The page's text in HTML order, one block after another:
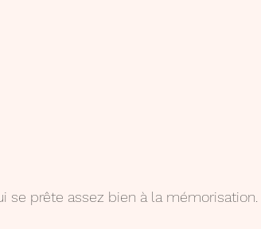
se prête assez bien à la mémorisation.